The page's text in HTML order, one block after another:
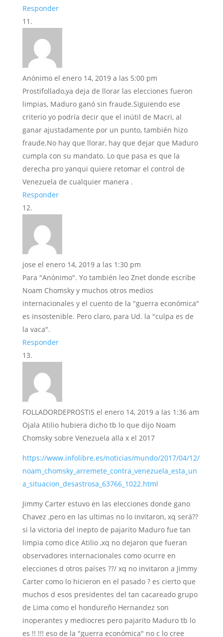
Responder
Anónimo el enero 14, 2019 a las 5:00 pm
Prostifollado,ya deja de llorar las elecciones fueron
limpias, Maduro ganó sin fraude.Siguiendo ese
criterio yo podría decir que el inútil de Macri, al
ganar ajustadamente por un punto, también hizo
fraude.No hay que llorar, hay que dejar que Maduro
cumpla con su mandato. Lo que pasa es que la
derecha pro yanqui quiere retomar el control de
Venezuela de cualquier manera .
Responder
jose el enero 14, 2019 a las 1:30 pm
Para "Anónimo". Yo también leo Znet donde escribe
Noam Chomsky y muchos otros medios
internacionales y el cuento de la "guerra económica"
es insostenible. Pero claro, para Ud. la "culpa es de
la vaca".
Responder
FOLLADORDEPROSTIS el enero 14, 2019 a las 1:36 am
Ojala Atilio hubiera dicho tb lo que dijo Noam
Chomsky sobre Venezuela alla x el 2017
https://www.infolibre.es/noticias/mundo/2017/04/12/
noam_chomsky_arremete_contra_venezuela_esta_un
a_situacion_desastrosa_63766_1022.html
Jimmy Carter estuvo en las elecciones donde gano
Chavez ,pero en las ultimas no lo invitaron, xq será??
si la victoria del inepto de pajarito Maduro fue tan
limpia como dice Atilio ,xq no dejaron que fueran
observadores internacionales como ocurre en
elecciones d otros países ??/ xq no invitaron a Jimmy
Carter como lo hicieron en el pasado ? es cierto que
muchos d esos presidentes del tan cacareado grupo
de Lima como el hondureño Hernandez son
inoperantes y mediocres pero pajarito Maduro tb lo
es !! !!! eso de la "guerra económica" no c lo cree